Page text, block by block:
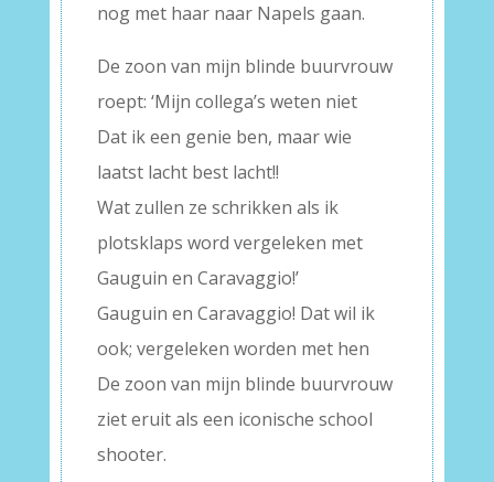
nog met haar naar Napels gaan.
De zoon van mijn blinde buurvrouw
roept: ‘Mijn collega’s weten niet
Dat ik een genie ben, maar wie
laatst lacht best lacht!!
Wat zullen ze schrikken als ik
plotsklaps word vergeleken met
Gauguin en Caravaggio!’
Gauguin en Caravaggio! Dat wil ik
ook; vergeleken worden met hen
De zoon van mijn blinde buurvrouw
ziet eruit als een iconische school
shooter.